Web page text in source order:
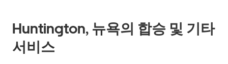
Huntington, 뉴욕의 합승 및 기타
서비스